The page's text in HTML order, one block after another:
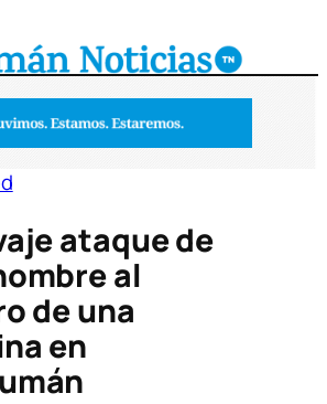
ataque de
al
de una
en